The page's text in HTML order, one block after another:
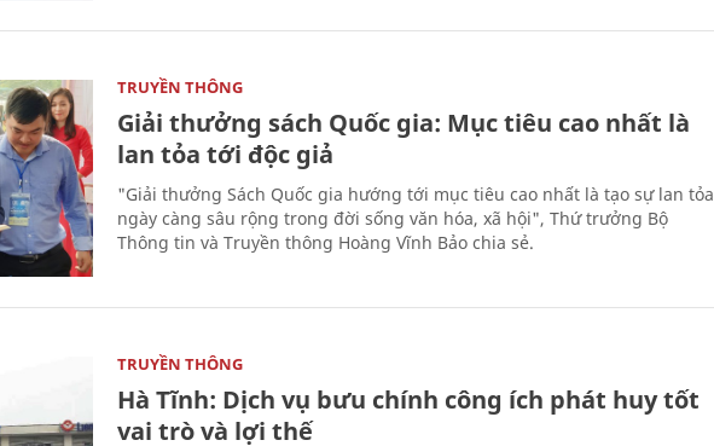
TRUYỀN THÔNG
Giải thưởng sách Quốc gia: Mục tiêu cao nhất là
lan tỏa tới độc giả
"Giải thưởng Sách Quốc gia hướng tới mục tiêu cao nhất là tạo sự lan tỏa
ngày càng sâu rộng trong đời sống văn hóa, xã hội", Thứ trưởng Bộ
Thông tin và Truyền thông Hoàng Vĩnh Bảo chia sẻ.
TRUYỀN THÔNG
Hà Tĩnh: Dịch vụ bưu chính công ích phát huy tốt
vai trò và lợi thế